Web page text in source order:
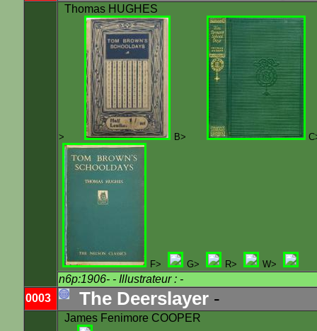
Thomas HUGHES
> B>
F> G> R> W>
n6p:1906- - Illustrateur : -
0003
The Deerslayer -
James Fenimore COOPER